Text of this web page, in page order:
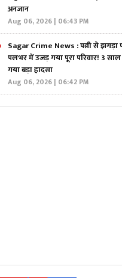
अनजान
Aug 06, 2026 | 06:43 PM
Sagar Crime News : पत्नी से झगड़ा
पलभर में उजड़ गया पूरा परिवार! 3
गया बड़ा हादसा
Aug 06, 2026 | 06:42 PM